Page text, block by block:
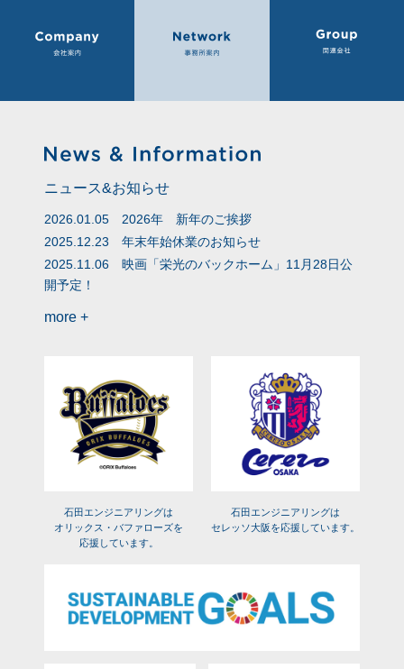
ニュース&お知らせ
2026.01.05 2026年 新年のご挨拶
2025.12.23 年末年始休業のお知らせ
2025.11.06 映画「栄光のバックホーム」11月28日公
開予定！
more +
石田エンジニアリングは
オリックス・バファローズを
応援しています。
石田エンジニアリングは
セレッソ大阪を応援しています。